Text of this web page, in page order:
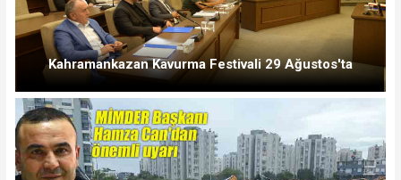
Kahramankazan Kavurma Festivali 29 Ağustos'ta